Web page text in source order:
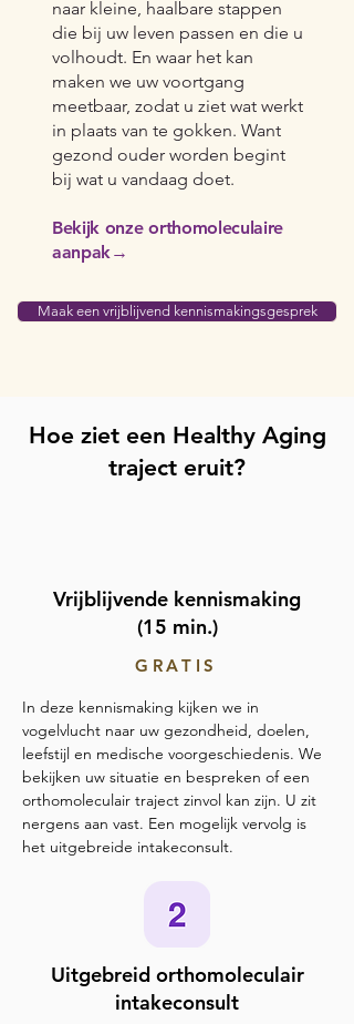
naar kleine, haalbare stappen
die bij uw leven passen en die u
volhoudt. En waar het kan
maken we uw voortgang
meetbaar, zodat u ziet wat werkt
in plaats van te gokken. Want
gezond ouder worden begint
bij wat u vandaag doet.
Bekijk onze orthomoleculaire
aanpak→
Maak een vrijblijvend kennismakingsgesprek
Hoe ziet een Healthy Aging
traject eruit?
Vrijblijvende kennismaking
(15 min.)
GRATIS
In deze kennismaking kijken we in
vogelvlucht naar uw gezondheid, doelen,
leefstijl en medische voorgeschiedenis. We
bekijken uw situatie en bespreken of een
orthomoleculair traject zinvol kan zijn. U zit
nergens aan vast. Een mogelijk vervolg is
het uitgebreide intakeconsult.
Uitgebreid orthomoleculair
intakeconsult